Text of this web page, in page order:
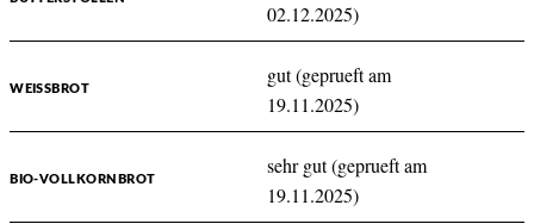
02.12.2025)
WEISSBROT
gut (geprueft am
19.11.2025)
BIO-VOLLKORNBROT
sehr gut (geprueft am
19.11.2025)